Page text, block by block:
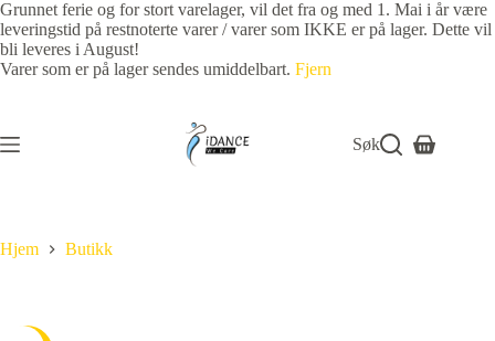
Grunnet ferie og for stort varelager, vil det fra og med 1. Mai i år være
leveringstid på restnoterte varer / varer som IKKE er på lager. Dette vil
bli leveres i August!
Varer som er på lager sendes umiddelbart. Fjern
Søk
Hjem Butikk